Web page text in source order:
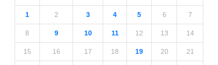
1 2 3 4 5 6 7
8 9 10 11 12 13 14
15 16 17 18 19 20 21